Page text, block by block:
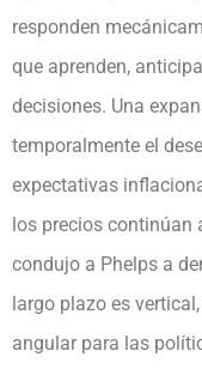
responden
que aprenden,
decisiones. Una
temporalmente el
expectativas
los precios continúan
condujo a Phelps a
largo plazo es
angular para las